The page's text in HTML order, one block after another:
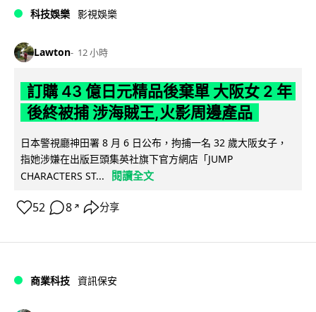
科技娛樂 影視娛樂
Lawton 12 小時
訂購 43 億日元精品後棄單 大阪女 2 年
後終被捕 涉海賊王,火影周邊產品
日本警視廳神田署 8 月 6 日公布，拘捕一名 32 歲大阪女子，
指她涉嫌在出版巨頭集英社旗下官方網店「JUMP
CHARACTERS ST...
閱讀全文
52 8 ↗ 分享
商業科技 資訊保安